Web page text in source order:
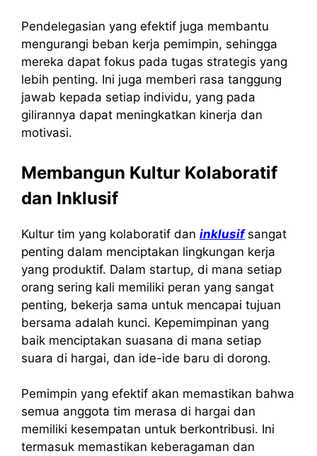
Pendelegasian yang efektif juga membantu
mengurangi beban kerja pemimpin, sehingga
mereka dapat fokus pada tugas strategis yang
lebih penting. Ini juga memberi rasa tanggung
jawab kepada setiap individu, yang pada
gilirannya dapat meningkatkan kinerja dan
motivasi.
Membangun Kultur Kolaboratif
dan Inklusif
Kultur tim yang kolaboratif dan inklusif sangat
penting dalam menciptakan lingkungan kerja
yang produktif. Dalam startup, di mana setiap
orang sering kali memiliki peran yang sangat
penting, bekerja sama untuk mencapai tujuan
bersama adalah kunci. Kepemimpinan yang
baik menciptakan suasana di mana setiap
suara di hargai, dan ide-ide baru di dorong.
Pemimpin yang efektif akan memastikan bahwa
semua anggota tim merasa di hargai dan
memiliki kesempatan untuk berkontribusi. Ini
termasuk memastikan keberagaman dan